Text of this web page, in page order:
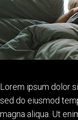
Lorem ipsum dolor
sed do eiusmod
magna aliqua. Ut